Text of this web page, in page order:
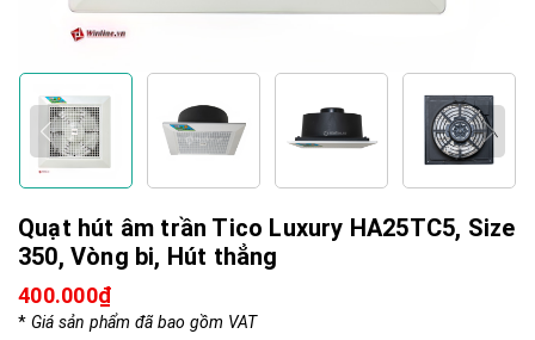
Quạt hút âm trần Tico Luxury HA25TC5, Size
350, Vòng bi, Hút thẳng
400.000₫
* Giá sản phẩm đã bao gồm VAT